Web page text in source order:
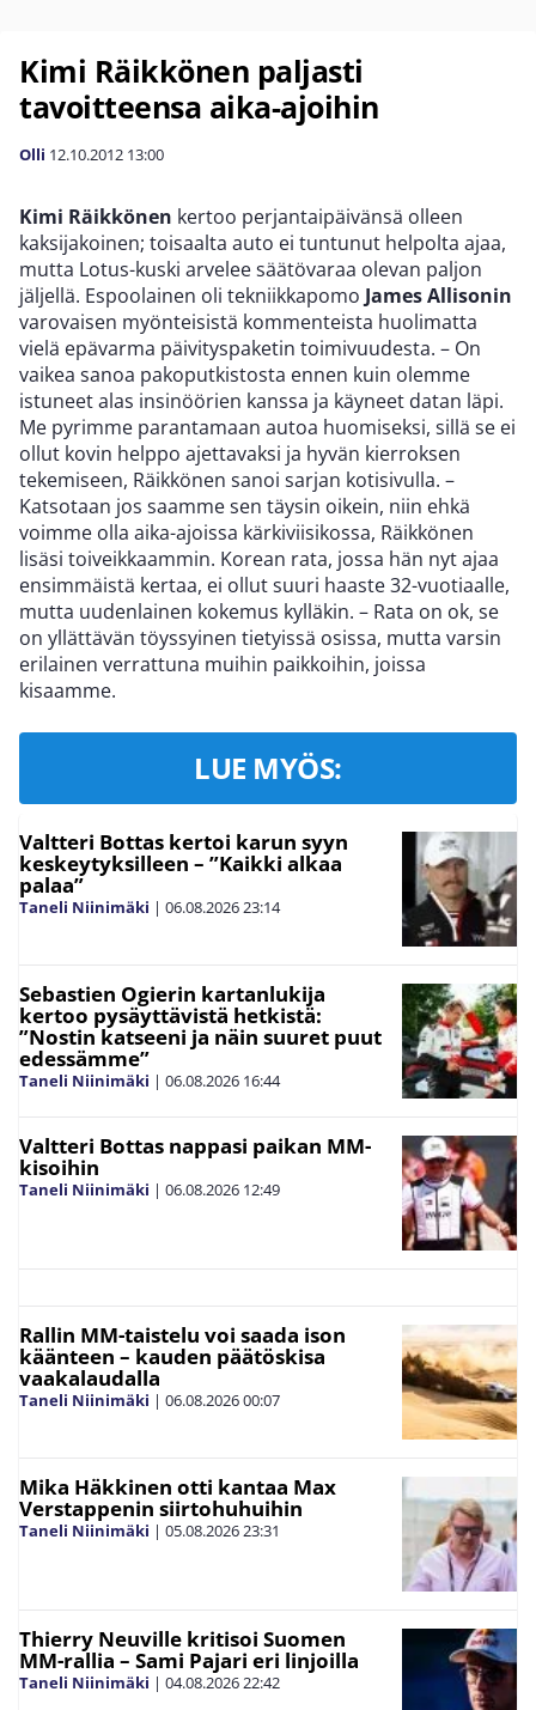
Kimi Räikkönen paljasti
tavoitteensa aika-ajoihin
Olli 12.10.2012 13:00
Kimi Räikkönen kertoo perjantaipäivänsä olleen
kaksijakoinen; toisaalta auto ei tuntunut helpolta ajaa,
mutta Lotus-kuski arvelee säätövaraa olevan paljon
jäljellä. Espoolainen oli tekniikkapomo James Allisonin
varovaisen myönteisistä kommenteista huolimatta
vielä epävarma päivityspaketin toimivuudesta. – On
vaikea sanoa pakoputkistosta ennen kuin olemme
istuneet alas insinöörien kanssa ja käyneet datan läpi.
Me pyrimme parantamaan autoa huomiseksi, sillä se ei
ollut kovin helppo ajettavaksi ja hyvän kierroksen
tekemiseen, Räikkönen sanoi sarjan kotisivulla. –
Katsotaan jos saamme sen täysin oikein, niin ehkä
voimme olla aika-ajoissa kärkiviisikossa, Räikkönen
lisäsi toiveikkaammin. Korean rata, jossa hän nyt ajaa
ensimmäistä kertaa, ei ollut suuri haaste 32-vuotiaalle,
mutta uudenlainen kokemus kylläkin. – Rata on ok, se
on yllättävän töyssyinen tietyissä osissa, mutta varsin
erilainen verrattuna muihin paikkoihin, joissa
kisaamme.
LUE MYÖS:
Valtteri Bottas kertoi karun syyn
keskeytyksilleen – ”Kaikki alkaa
palaa”
Taneli Niinimäki | 06.08.202623:14
Sebastien Ogierin kartanlukija
kertoo pysäyttävistä hetkistä:
”Nostin katseeni ja näin suuret puut
edessämme”
Taneli Niinimäki | 06.08.2026 16:44
Valtteri Bottas nappasi paikan MM-
kisoihin
Taneli Niinimäki | 06.08.2026 12:49
Rallin MM-taistelu voi saada ison
käänteen – kauden päätöskisa
vaakalaudalla
Taneli Niinimäki | 06.08.202600:07
Mika Häkkinen otti kantaa Max
Verstappenin siirtohuhuihin
Taneli Niinimäki | 05.08.202623:31
Thierry Neuville kritisoi Suomen
MM-rallia – Sami Pajari eri linjoilla
Taneli Niinimäki | 04.08.202622:42